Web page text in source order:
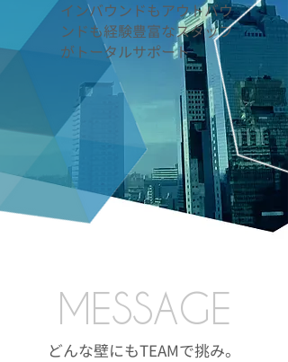
インバウンドもアウトバウ
ンドも経験豊富なスタッフ
がトータルサポート
MESSAGE
どんな壁にもTEAMで挑み。